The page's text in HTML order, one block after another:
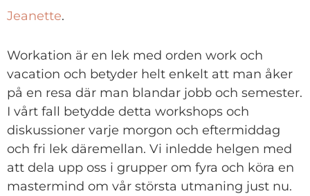
Jeanette.
Workation är en lek med orden work och
vacation och betyder helt enkelt att man åker
på en resa där man blandar jobb och semester.
I vårt fall betydde detta workshops och
diskussioner varje morgon och eftermiddag
och fri lek däremellan. Vi inledde helgen med
att dela upp oss i grupper om fyra och köra en
mastermind om vår största utmaning just nu.